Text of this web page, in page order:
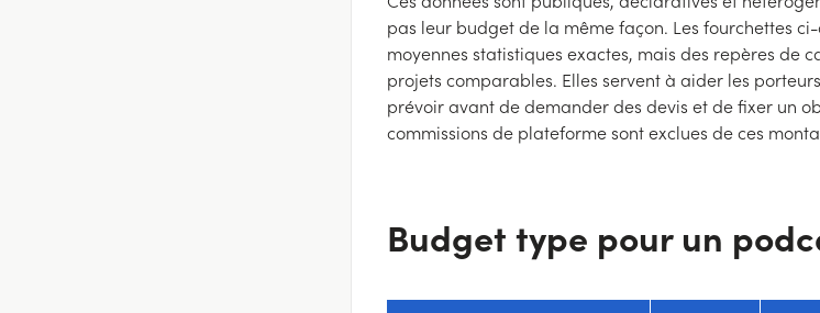
pas leur budget de la même façon. Les fourchettes
moyennes statistiques exactes, mais des repères de
projets comparables. Elles servent à aider les
prévoir avant de demander des devis et de fixer un
commissions de plateforme sont exclues de ces
Budget type pour un